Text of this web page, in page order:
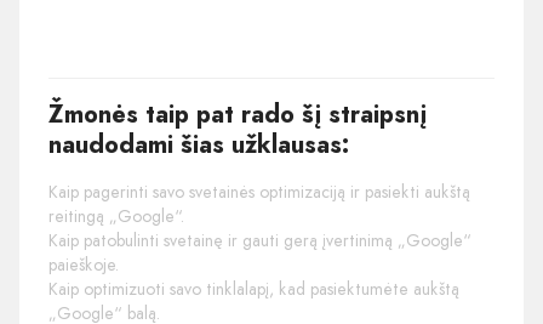
Žmonės taip pat rado šį straipsnį
naudodami šias užklausas:
Kaip pagerinti savo svetainės optimizaciją ir pasiekti aukštą
reitingą „Google“.
Kaip patobulinti svetainę ir gauti gerą įvertinimą „Google“
paieškoje.
Kaip optimizuoti savo tinklalapį, kad pasiektumėte aukštą
„Google“ balą.